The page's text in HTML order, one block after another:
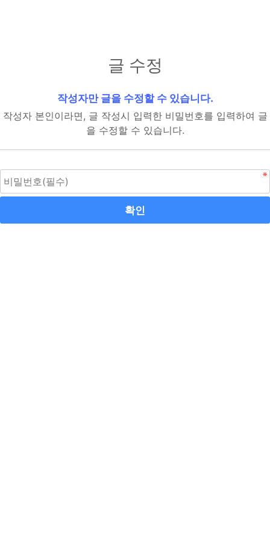
글 수정
작성자만 글을 수정할 수 있습니다.
작성자 본인이라면, 글 작성시 입력한 비밀번호를 입력하여 글
을 수정할 수 있습니다.